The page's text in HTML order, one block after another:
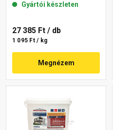
Gyártói készleten
27 385 Ft / db
1 095 Ft / kg
Megnézem